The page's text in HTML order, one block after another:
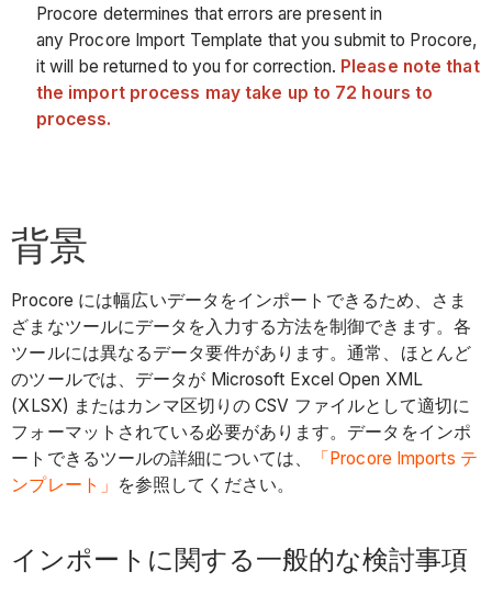
Procore determines that errors are present in
any Procore Import Template that you submit to Procore,
it will be returned to you for correction. Please note that
the import process may take up to 72 hours to
process.
背景
Procore には幅広いデータをインポートできるため、さま
ざまなツールにデータを入力する方法を制御できます。各
ツールには異なるデータ要件があります。通常、ほとんど
のツールでは、データが Microsoft Excel Open XML
(XLSX) またはカンマ区切りの CSV ファイルとして適切に
フォーマットされている必要があります。データをインポ
ートできるツールの詳細については、
「Procore Imports テ
ンプレート」 を参照してください。
インポートに関する一般的な検討事項